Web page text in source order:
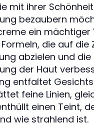
mit ihrer
bezaubern
ein mächtiger
die auf die
abzielen und
der Haut
entfaltet
feine Linien,
einen Teint,
wie strahlend ist.